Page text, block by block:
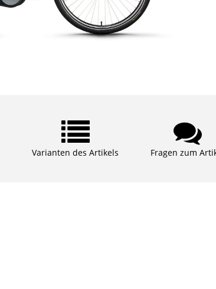
Varianten des Artikels Fragen zum